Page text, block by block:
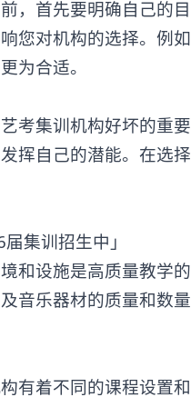
首先要明确自己的目
您对机构的选择。例
为合适。
集训机构好坏的重要
挥自己的潜能。在选
设施是高质量教学的
音乐器材的质量和数
着不同的课程设置和